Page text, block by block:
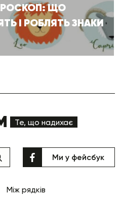
ЩО
І РОБЛЯТЬ ЗНАКИ
Те, що надихає
Між рядків
Ми у фейсбук